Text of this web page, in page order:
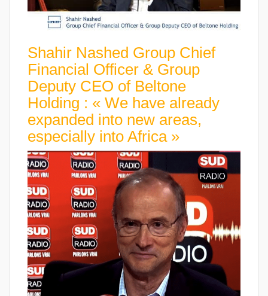
Shahir Nashed Group Chief
Financial Officer & Group
Deputy CEO of Beltone
Holding : « We have already
expanded into new areas,
especially into Africa »